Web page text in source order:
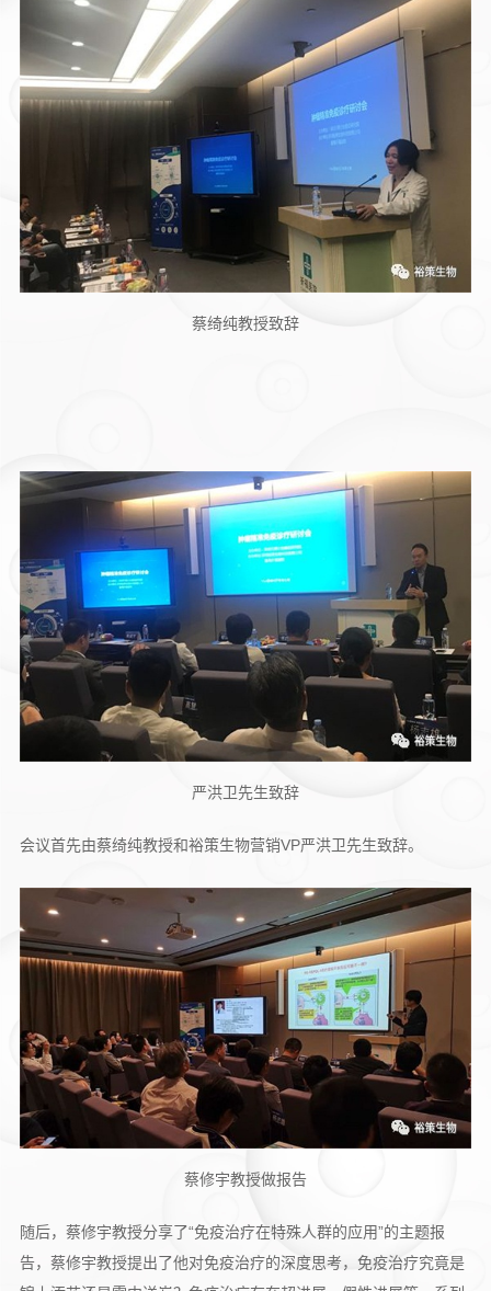
蔡绮纯教授致辞
严洪卫先生致辞
会议首先由蔡绮纯教授和裕策生物营销VP严洪卫先生致辞。
蔡修宇教授做报告
随后，蔡修宇教授分享了“免疫治疗在特殊人群的应用”的主题报
告，蔡修宇教授提出了他对免疫治疗的深度思考，免疫治疗究竟是